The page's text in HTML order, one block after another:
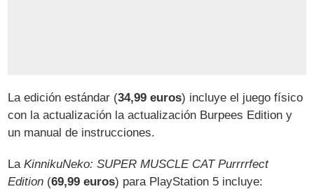
La edición estándar (34,99 euros) incluye el juego físico
con la actualización la actualización Burpees Edition y
un manual de instrucciones.
LaKinnikuNeko: SUPER MUSCLE CAT Purrrrfect
Edition (69,99 euros) para PlayStation 5 incluye: